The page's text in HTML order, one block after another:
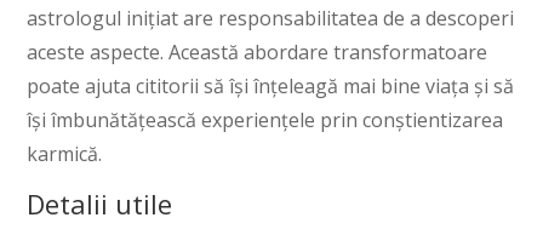
astrologul inițiat are responsabilitatea de a descoperi
aceste aspecte. Această abordare transformatoare
poate ajuta cititorii să își înțeleagă mai bine viața și să
își îmbunătățească experiențele prin conștientizarea
karmică.
Detalii utile